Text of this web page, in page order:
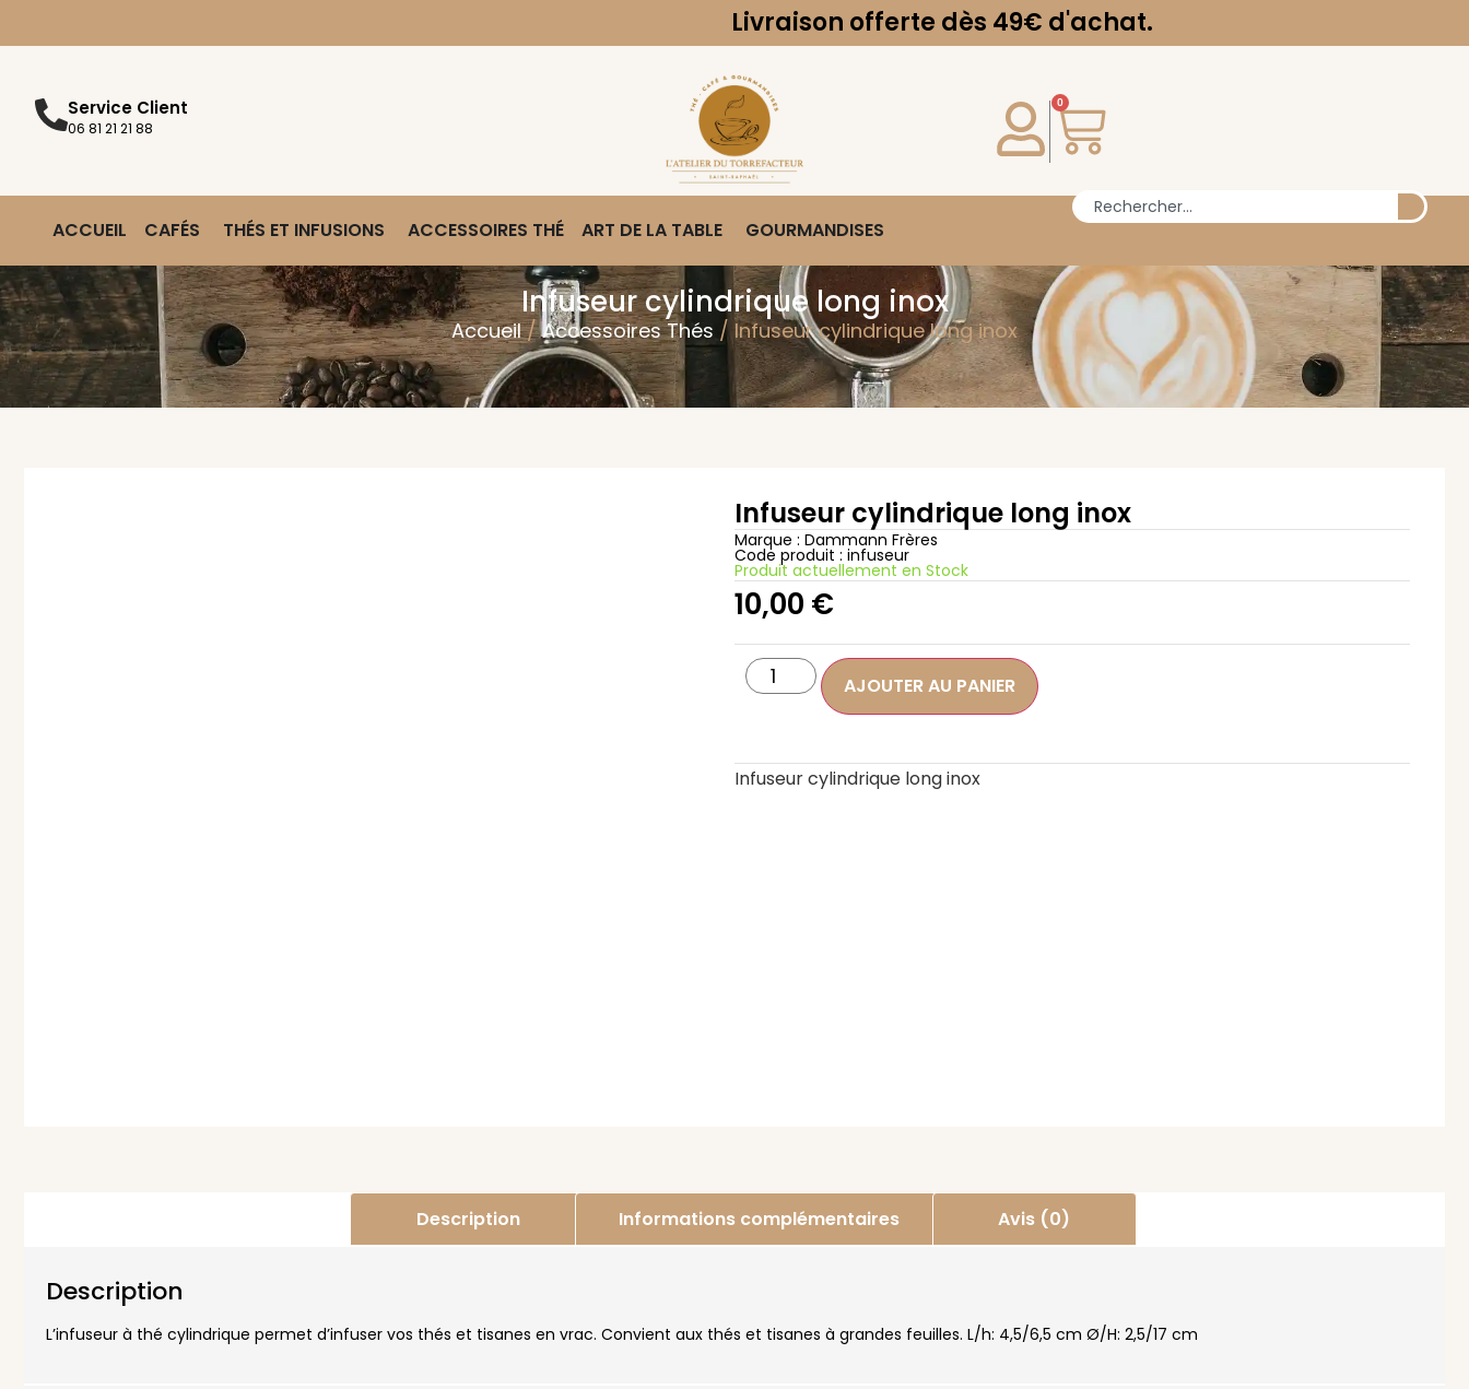
Livraison offerte dès 49€ d'achat.
Service Client
06 81 21 21 88
0
ACCUEIL CAFÉS THÉS ET INFUSIONS ACCESSOIRES THÉ ART DE LA TABLE GOURMANDISES
Infuseur cylindrique long inox
Accueil/Accessoires Thés / Infuseur cylindrique long inox
Infuseur cylindrique long inox
Marque : Dammann Frères
Code produit : infuseur
Produit actuellement en Stock
10,00 €
AJOUTER AU PANIER
Infuseur cylindrique long inox
Description Informations complémentaires Avis (0)
Description
L’infuseur à thé cylindrique permet d’infuser vos thés et tisanes en vrac. Convient aux thés et tisanes à grandes feuilles. L/h: 4,5/6,5 cm Ø/H: 2,5/17 cm